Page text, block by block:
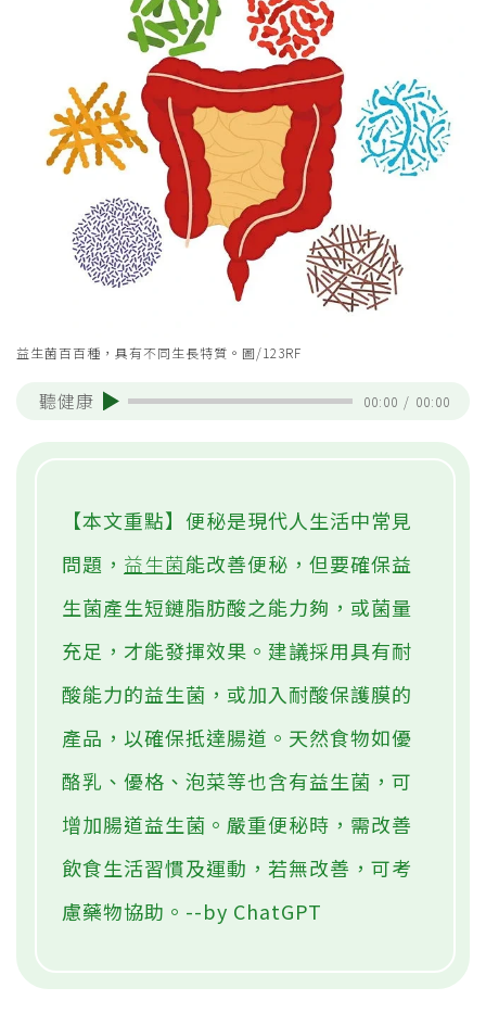
益生菌百百種，具有不同生長特質。圖/123RF
聽健康 00:00 / 00:00
【本文重點】便秘是現代人生活中常見
問題， 益生菌能改善便秘，但要確保益
生菌產生短鏈脂肪酸之能力夠，或菌量
充足，才能發揮效果。建議採用具有耐
酸能力的益生菌，或加入耐酸保護膜的
產品，以確保抵達腸道。天然食物如優
酪乳、優格、泡菜等也含有益生菌，可
增加腸道益生菌。嚴重便秘時，需改善
飲食生活習慣及運動，若無改善，可考
慮藥物協助。--by ChatGPT